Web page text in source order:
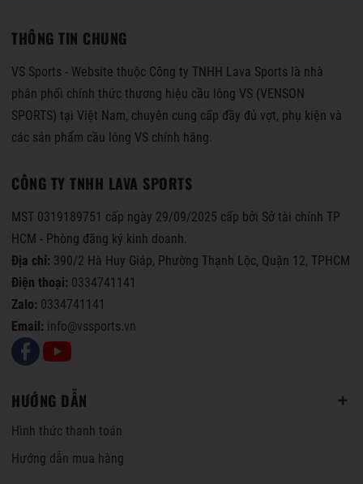
THÔNG TIN CHUNG
VS Sports - Website thuộc Công ty TNHH Lava Sports là nhà
phân phối chính thức thương hiệu cầu lông VS (VENSON
SPORTS) tại Việt Nam, chuyên cung cấp đầy đủ vợt, phụ kiện và
các sản phẩm cầu lông VS chính hãng.
CÔNG TY TNHH LAVA SPORTS
MST 0319189751 cấp ngày 29/09/2025 cấp bởi Sở tài chính TP
HCM - Phòng đăng ký kinh doanh.
Địa chỉ: 390/2 Hà Huy Giáp, Phường Thạnh Lộc, Quận 12, TPHCM
Điện thoại: 0334741141
Zalo: 0334741141
Email: info@vssports.vn
HƯỚNG DẪN
Hình thức thanh toán
Hướng dẫn mua hàng